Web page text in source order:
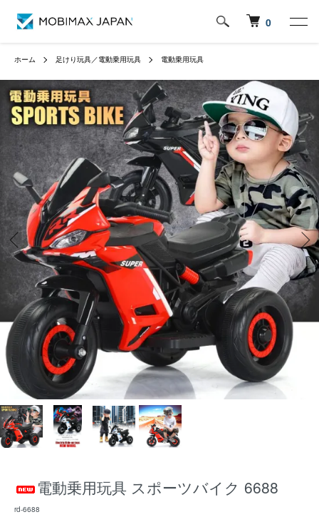
0
ホーム 足けり玩具／電動乗用玩具 電動乗用玩具
電動乗用玩具 スポーツバイク 6688
rd-6688